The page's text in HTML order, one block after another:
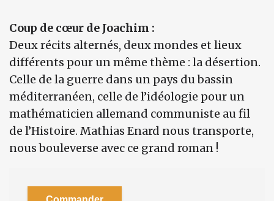
Coup de cœur de Joachim :
Deux récits alternés, deux mondes et lieux
différents pour un même thème : la désertion.
Celle de la guerre dans un pays du bassin
méditerranéen, celle de l’idéologie pour un
mathématicien allemand communiste au fil
de l’Histoire. Mathias Enard nous transporte,
nous bouleverse avec ce grand roman !